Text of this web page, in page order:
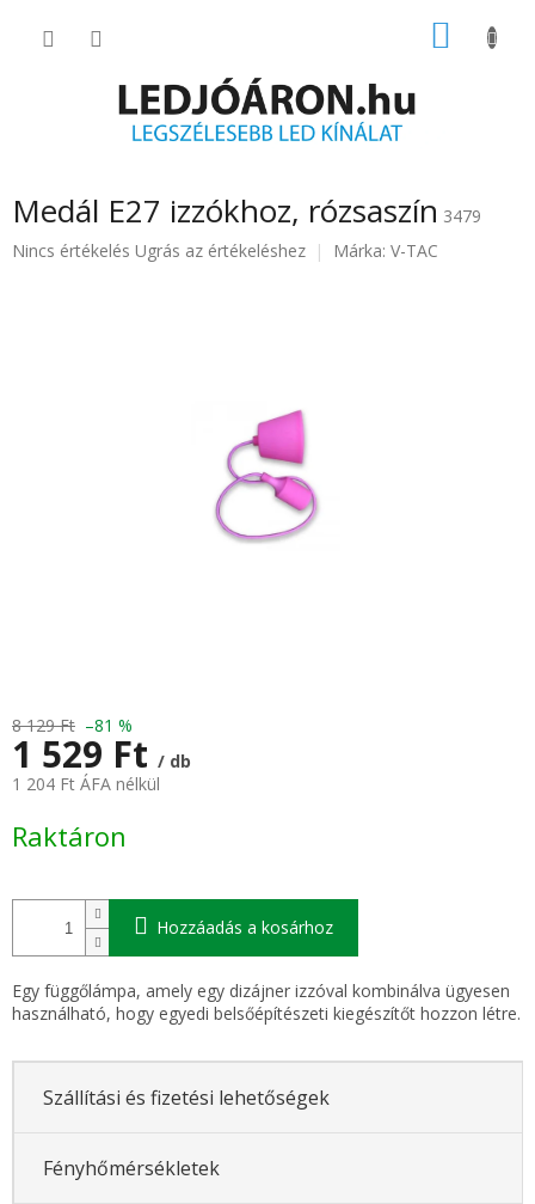
KOSÁR
Medál E27 izzókhoz, rózsaszín 3479
A
Nincs értékelés Ugrás az értékeléshez Márka: V-TAC
8 129 Ft –81 %
1 529 Ft / db
1 204 Ft ÁFA nélkül
Raktáron
Hozzáadás a kosárhoz
Egy függőlámpa, amely egy dizájner izzóval kombinálva ügyesen
használható, hogy egyedi belsőépítészeti kiegészítőt hozzon létre.
Szállítási és fizetési lehetőségek
Fényhőmérsékletek